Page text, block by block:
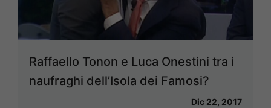
Raffaello Tonon e Luca Onestini tra i
naufraghi dell’Isola dei Famosi?
Dic 22, 2017